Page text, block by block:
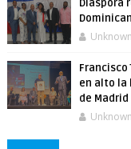
Diáspora
Unknown
en alto la
de Madrid
Unknown